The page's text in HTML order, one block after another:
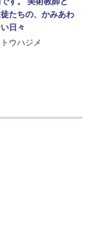
たちの、かみあわ
日々
ウハジメ